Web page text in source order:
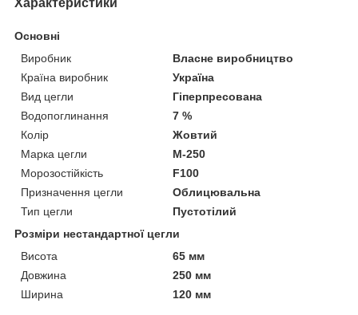
Основні
Виробник
Власне виробництво
Країна виробник
Україна
Вид цегли
Гіперпресована
Водопоглинання
7 %
Колір
Жовтий
Марка цегли
М-250
Морозостійкість
F100
Призначення цегли
Облицювальна
Тип цегли
Пустотілий
Розміри нестандартної цегли
Висота
65 мм
Довжина
250 мм
Ширина
120 мм